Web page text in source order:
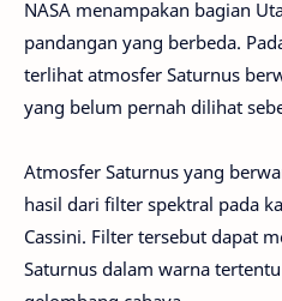
NASA menampakan bagian
pandangan yang berbeda.
terlihat atmosfer Saturnus
yang belum pernah dilihat
Atmosfer Saturnus yang
hasil dari filter spektral pada
Cassini. Filter tersebut dapat
Saturnus dalam warna